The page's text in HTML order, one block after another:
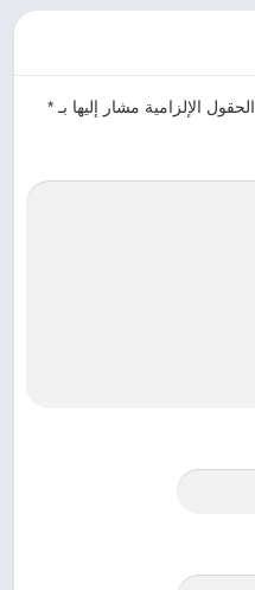
الحقول الإلزامية مشار إليها بـ *